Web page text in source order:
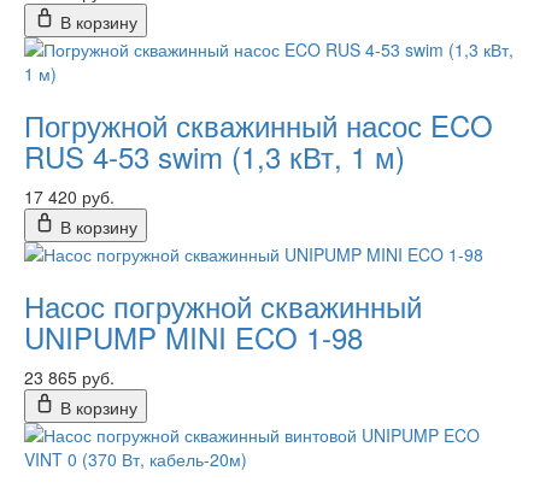
В корзину
Погружной скважинный насос ECO
RUS 4-53 swim (1,3 кВт, 1 м)
17 420 руб.
В корзину
Насос погружной скважинный
UNIPUMP MINI ECO 1-98
23 865 руб.
В корзину